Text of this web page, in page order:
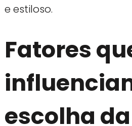
e estiloso.
Fatores
escolha da